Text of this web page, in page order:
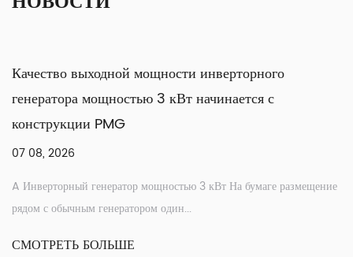
Качество выходной мощности инверторного
генератора мощностью 3 кВт начинается с
конструкции PMG
07 08, 2026
A Инверторный генератор мощностью 3 кВт На бумаге размещение
рядом с обычным генератором один...
СМОТРЕТЬ БОЛЬШЕ